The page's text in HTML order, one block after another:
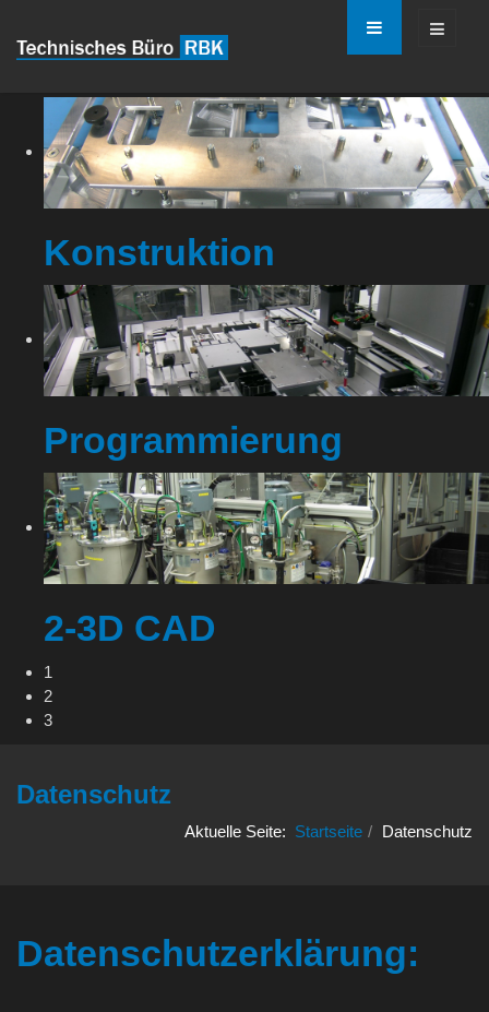
Konstruktion
Programmierung
2-3D CAD
1
2
3
Datenschutz
Aktuelle Seite: Startseite Datenschutz
Datenschutzerklärung: